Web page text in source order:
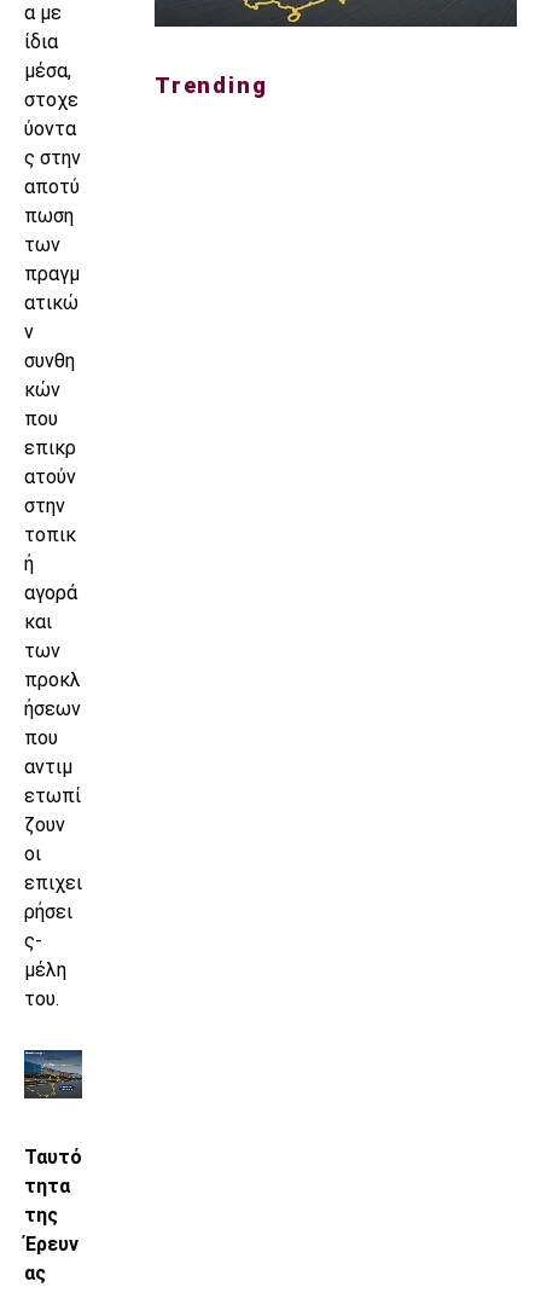
α με
ίδια
μέσα,
στοχε
ύοντα
ς στην
αποτύ
πωση
των
πραγμ
ατικώ
ν
συνθη
κών
που
επικρ
ατούν
στην
τοπικ
ή
αγορά
και
των
προκλ
ήσεων
που
αντιμ
ετωπί
ζουν
οι
επιχει
ρήσει
ς-
μέλη
του.
Ταυτό
τητα
της
Έρευν
ας
Trending